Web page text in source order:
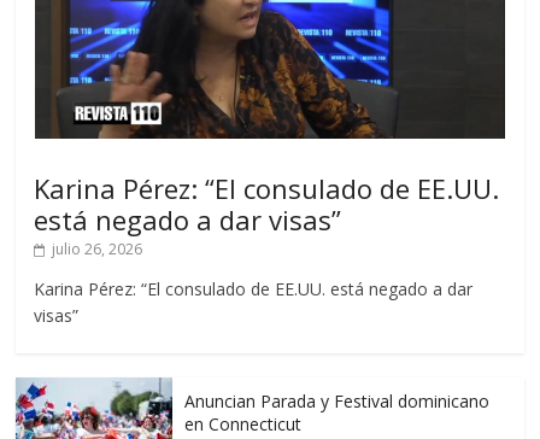
Karina Pérez: “El consulado de EE.UU.
está negado a dar visas”
julio 26, 2026
Karina Pérez: “El consulado de EE.UU. está negado a dar
visas”
Anuncian Parada y Festival dominicano
en Connecticut